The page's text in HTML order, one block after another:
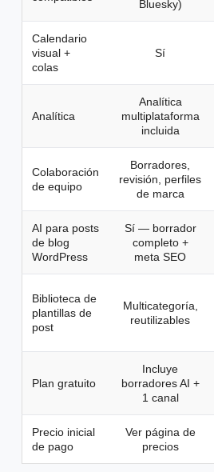
Bluesky)
Calendario
visual +
colas
Sí
Analítica
Analítica
multiplataforma
incluida
Colaboración
de equipo
Borradores,
revisión, perfiles
de marca
AI para posts
de blog
WordPress
Sí — borrador
completo +
meta SEO
Biblioteca de
plantillas de
post
Multicategoría,
reutilizables
Plan gratuito
Incluye
borradores AI +
1 canal
Precio inicial
de pago
Ver página de
precios